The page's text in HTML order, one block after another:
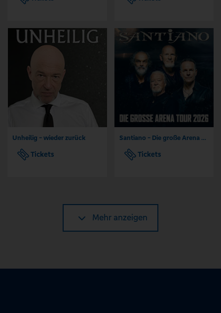
Unheilig - wieder zurück
Tickets
Santiano - Die große Arena Tour 2026
Tickets
Mehr anzeigen